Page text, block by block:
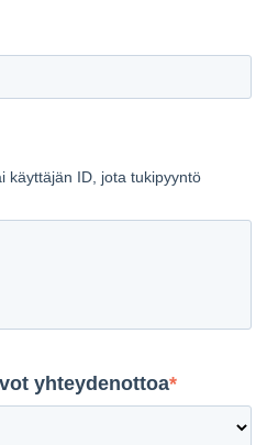
käyttäjän ID, jota tukipyyntö
yhteydenottoa*